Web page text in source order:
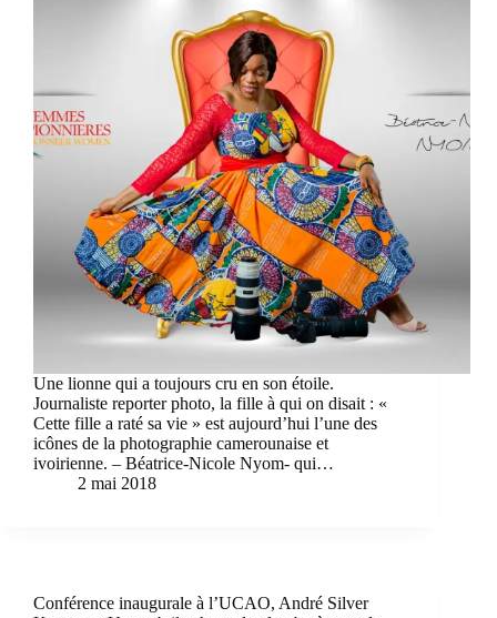
Une lionne qui a toujours cru en son étoile.
Journaliste reporter photo, la fille à qui on disait : «
Cette fille a raté sa vie » est aujourd’hui l’une des
icônes de la photographie camerounaise et
ivoirienne. – Béatrice-Nicole Nyom- qui…
2 mai 2018
Conférence inaugurale à l’UCAO, André Silver